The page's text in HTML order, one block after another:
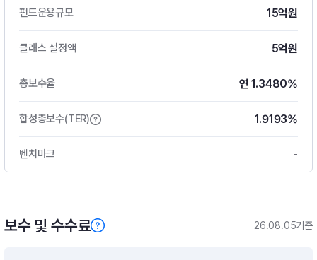
펀드운용규모 15억원
클래스 설정액 5억원
총보수율 연 1.3480%
합성총보수(TER) 1.9193%
벤치마크 -
보수 및 수수료 26.08.05기준